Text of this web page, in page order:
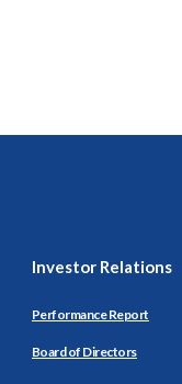
Investor Relations
Performance Report
Board of Directors